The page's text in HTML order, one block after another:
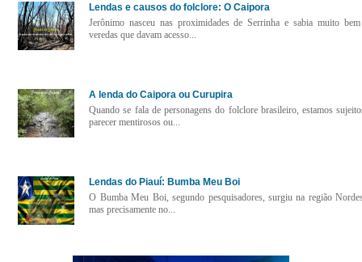
Lendas e causos do folclore: O Caipora
Jerônimo nasceu nas proximidades de Serrinha e sabia muito
veredas que davam acesso...
A lenda do Caipora ou Curupira
Quando se fala de personagens do folclore brasileiro, estamos
parecer mentirosos ou...
Lendas do Piauí: Bumba Meu Boi
O Bumba Meu Boi, segundo pesquisadores, surgiu na região
mas precisamente no...